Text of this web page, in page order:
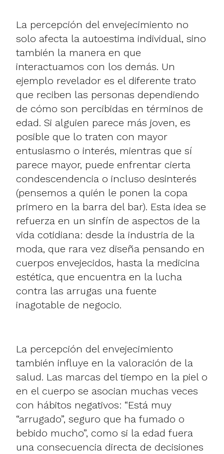
La percepción del envejecimiento no
solo afecta la autoestima individual, sino
también la manera en que
interactuamos con los demás. Un
ejemplo revelador es el diferente trato
que reciben las personas dependiendo
de cómo son percibidas en términos de
edad. Si alguien parece más joven, es
posible que lo traten con mayor
entusiasmo o interés, mientras que sí
parece mayor, puede enfrentar cierta
condescendencia o incluso desinterés
(pensemos a quién le ponen la copa
primero en la barra del bar). Esta idea se
refuerza en un sinfín de aspectos de la
vida cotidiana: desde la industria de la
moda, que rara vez diseña pensando en
cuerpos envejecidos, hasta la medicina
estética, que encuentra en la lucha
contra las arrugas una fuente
inagotable de negocio.
La percepción del envejecimiento
también influye en la valoración de la
salud. Las marcas del tiempo en la piel o
en el cuerpo se asocian muchas veces
con hábitos negativos: “Está muy
“arrugado”, seguro que ha fumado o
bebido mucho”, como si la edad fuera
una consecuencia directa de decisiones